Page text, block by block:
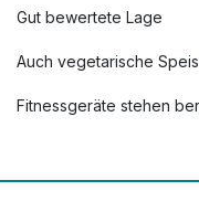
Gut bewertete Lage
Auch vegetarische
Fitnessgeräte stehen